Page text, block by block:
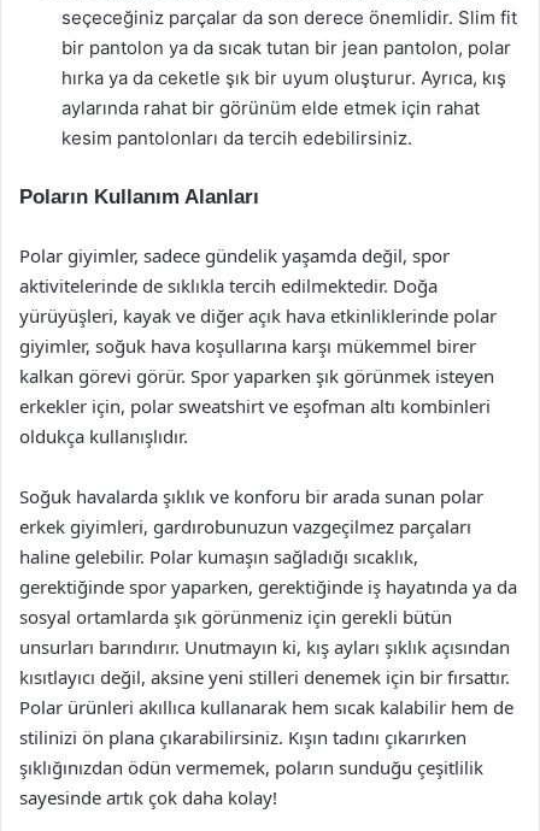
seçeceğiniz parçalar da son derece önemlidir. Slim fit
bir pantolon ya da sıcak tutan bir jean pantolon, polar
hırka ya da ceketle şık bir uyum oluşturur. Ayrıca, kış
aylarında rahat bir görünüm elde etmek için rahat
kesim pantolonları da tercih edebilirsiniz.
Poların Kullanım Alanları
Polar giyimler, sadece gündelik yaşamda değil, spor
aktivitelerinde de sıklıkla tercih edilmektedir. Doğa
yürüyüşleri, kayak ve diğer açık hava etkinliklerinde polar
giyimler, soğuk hava koşullarına karşı mükemmel birer
kalkan görevi görür. Spor yaparken şık görünmek isteyen
erkekler için, polar sweatshirt ve eşofman altı kombinleri
oldukça kullanışlıdır.
Soğuk havalarda şıklık ve konforu bir arada sunan polar
erkek giyimleri, gardırobunuzun vazgeçilmez parçaları
haline gelebilir. Polar kumaşın sağladığı sıcaklık,
gerektiğinde spor yaparken, gerektiğinde iş hayatında ya da
sosyal ortamlarda şık görünmeniz için gerekli bütün
unsurları barındırır. Unutmayın ki, kış ayları şıklık açısından
kısıtlayıcı değil, aksine yeni stilleri denemek için bir fırsattır.
Polar ürünleri akıllıca kullanarak hem sıcak kalabilir hem de
stilinizi ön plana çıkarabilirsiniz. Kışın tadını çıkarırken
şıklığınızdan ödün vermemek, poların sunduğu çeşitlilik
sayesinde artık çok daha kolay!